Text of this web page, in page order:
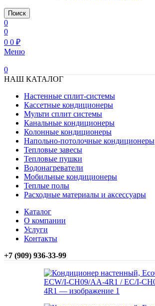
Поиск
0
0
0 0 ₽
Меню
0
НАШ КАТАЛОГ
Настенные сплит-системы
Кассетные кондиционеры
Мульти сплит системы
Канальные кондиционеры
Колонные кондиционеры
Напольно-потолочные кондиционеры
Тепловые завесы
Тепловые пушки
Водонагреватели
Мобильные кондиционеры
Теплые полы
Расходные материалы и аксессуары
Каталог
О компании
Услуги
Контакты
+7 (909) 936-33-99